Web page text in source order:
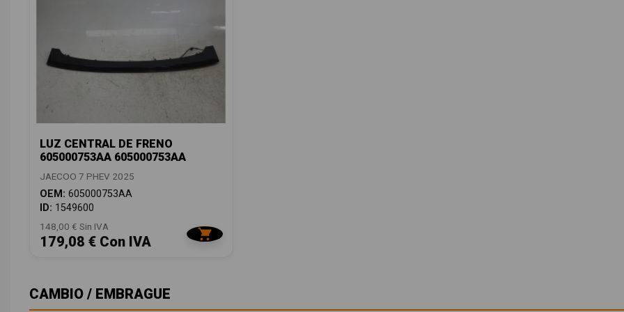
LUZ CENTRAL DE FRENO
605000753AA 605000753AA
JAECOO 7 PHEV 2025
OEM: 605000753AA
ID: 1549600
148,00 € Sin IVA
179,08 € Con IVA
CAMBIO / EMBRAGUE